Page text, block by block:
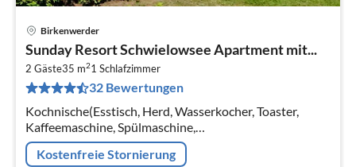
Birkenwerder
Sunday Resort Schwielowsee Apartment mit...
2 Gäste35 m21 Schlafzimmer
32 Bewertungen
Kochnische(Esstisch, Herd, Wasserkocher, Toaster,
Kaffeemaschine, Spülmaschine,
Kühl-/Gefrierkombination, , ),
Schlafzimmer(Doppelbett, TV(Flatscreen))
Kostenfreie Stornierung